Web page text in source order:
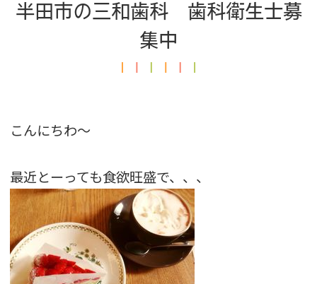
半田市の三和歯科 歯科衛生士募
集中
こんにちわ〜
最近とーっても食欲旺盛で、、、